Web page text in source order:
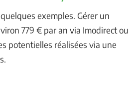
exemples. Gérer un
779 € par an via Imodirect ou
potentielles réalisées via une